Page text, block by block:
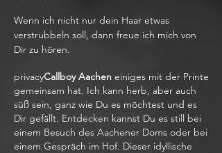
Wenn ich nicht nur dein Haar etwas
verstrubbeln soll, dann freue ich mich von
Dir zu hören.
privacyCallboy Aachen einiges mit der Printe
gemeinsam hat. Ich kann herb, aber auch
süß sein, ganz wie Du es möchtest und es
Dir gefällt. Entdecken kannst Du es still bei
einem Besuch des Aachener Doms oder bei
einem Gespräch im Hof. Dieser idyllische